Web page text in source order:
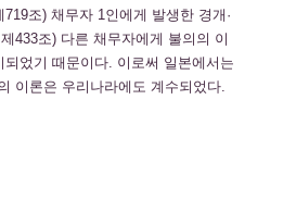
조) 채무자 1인에게 발생한 경개·
433조) 다른 채무자에게 불의의 이
었기 때문이다. 이로써 일본에서는
이론은 우리나라에도 계수되었다.